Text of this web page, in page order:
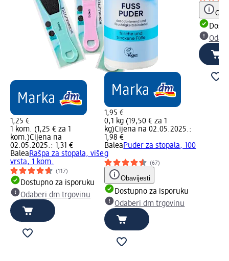
1,25 €
1 kom. (1,25 € za 1
kom.)Cijena na
02.05.2025.: 1,31 €
BaleaRašpa za stopala, više
vrsta, 1 kom.
(117)
Dostupno za isporuku
Odaberi dm trgovinu
1,95 €
0,1 kg (19,50 € za 1
kg)Cijena na 02.05.2025.:
1,98 €
BaleaPuder za stopala, 100
g
(67)
Obavijesti
Dostupno za isporuku
Odaberi dm trgovinu